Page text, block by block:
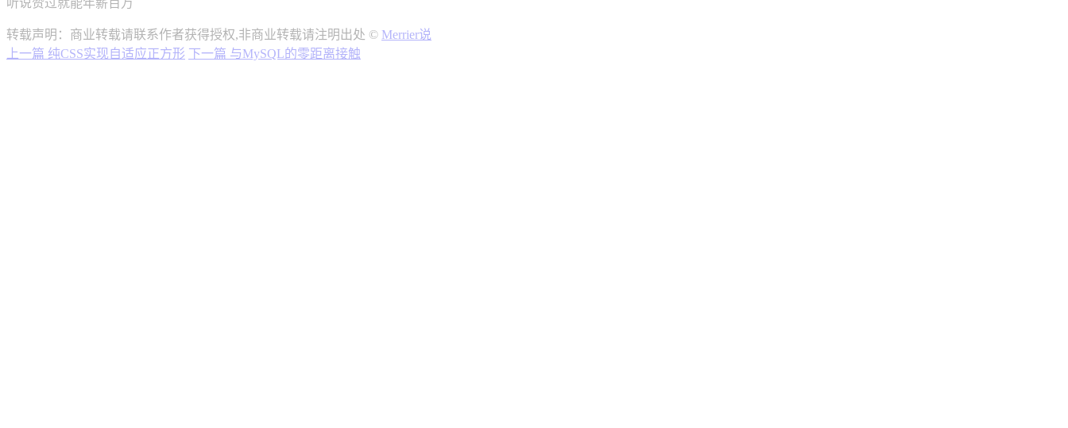
听说赞过就能年薪百万
转载声明：商业转载请联系作者获得授权,非商业转载请注明出处 © Merrier说
上一篇 纯CSS实现自适应正方形 下一篇 与MySQL的零距离接触